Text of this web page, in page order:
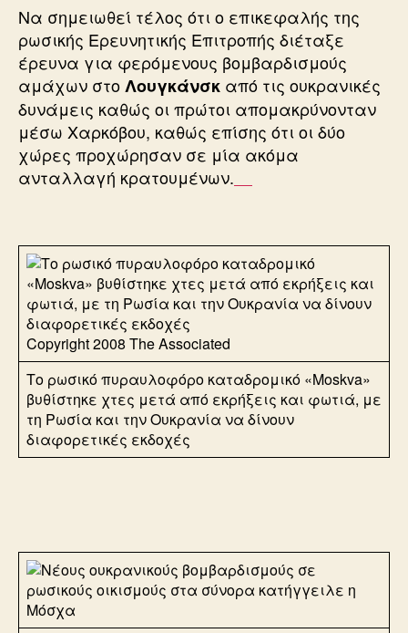
Να σημειωθεί τέλος ότι ο επικεφαλής της
ρωσικής Ερευνητικής Επιτροπής διέταξε
έρευνα για φερόμενους βομβαρδισμούς
αμάχων στοΛουγκάνσκ από τις ουκρανικές
δυνάμεις καθώς οι πρώτοι απομακρύνονταν
μέσω Χαρκόβου, καθώς επίσης ότι οι δύο
χώρες προχώρησαν σε μία ακόμα
ανταλλαγή κρατουμένων.
Copyright 2008 The Associated
Το ρωσικό πυραυλοφόρο καταδρομικό «Moskva»
βυθίστηκε χτες μετά από εκρήξεις και φωτιά, με
τη Ρωσία και την Ουκρανία να δίνουν
διαφορετικές εκδοχές